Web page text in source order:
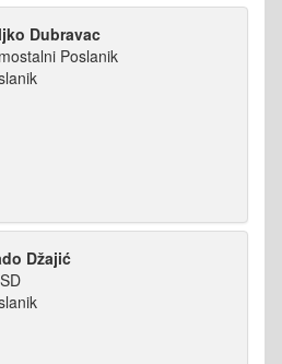
Dubravac
Poslanik
Džajić